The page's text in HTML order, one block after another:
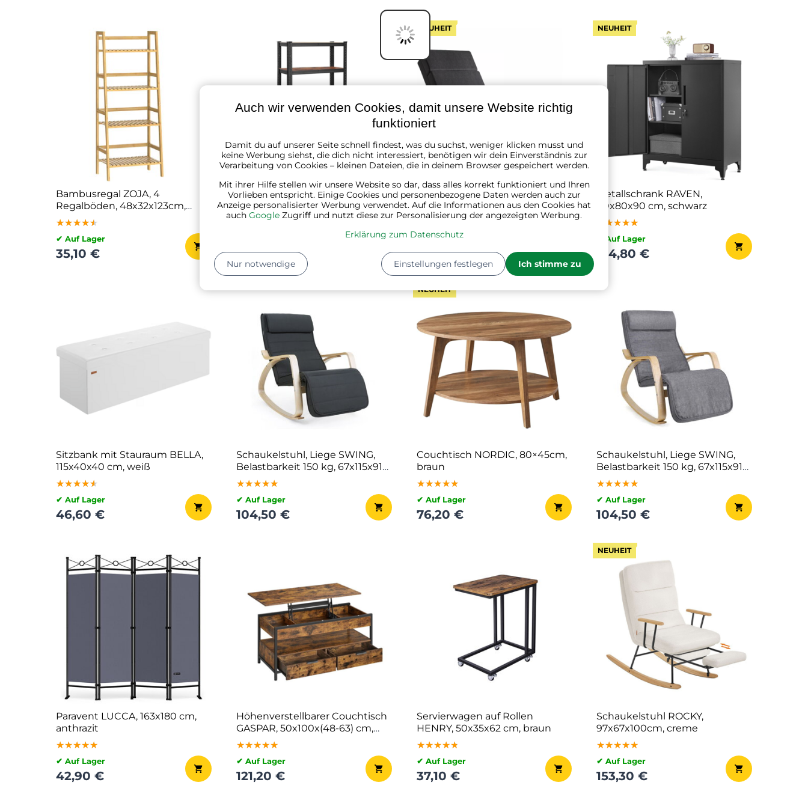
Bambusregal ZOJA, 4
Regalböden, 48x32x123cm,
braun
★★★★★
★★★★★
★★★★★
✔ Auf Lager
35,10 €
Regal DUSTY, 5 Regalböden,
max. 650 kg, schwarz/braun
★★★★★
★★★★★
★★★★★
47,10 €
NEUHEIT
Liege LONDON mit Massage-
und Heizfunktion, 186x55x89
cm, anthrazit
✔ Auf Lager
168,90 €
NEUHEIT
Metallschrank RAVEN,
40x80x90 cm, schwarz
★★★★★
★★★★★
★★★★★
✔ Auf Lager
134,80 €
Sitzbank mit Stauraum BELLA,
115x40x40 cm, weiß
★★★★★
★★★★★
★★★★★
✔ Auf Lager
46,60 €
Schaukelstuhl, Liege SWING,
Belastbarkeit 150 kg, 67x115x91
cm, anthrazit
★★★★★
★★★★★
★★★★★
✔ Auf Lager
104,50 €
NEUHEIT
Couchtisch NORDIC, 80×45cm,
braun
★★★★★
★★★★★
★★★★★
✔ Auf Lager
76,20 €
Schaukelstuhl, Liege SWING,
Belastbarkeit 150 kg, 67x115x91
cm, grau
★★★★★
★★★★★
★★★★★
✔ Auf Lager
104,50 €
Paravent LUCCA, 163x180 cm,
anthrazit
★★★★★
★★★★★
★★★★★
✔ Auf Lager
42,90 €
Höhenverstellbarer Couchtisch
GASPAR, 50x100x(48-63) cm,
braun/schwarz
★★★★★
★★★★★
★★★★★
✔ Auf Lager
121,20 €
Servierwagen auf Rollen
HENRY, 50x35x62 cm, braun
★★★★★
★★★★★
★★★★★
✔ Auf Lager
37,10 €
NEUHEIT
Schaukelstuhl ROCKY,
97x67x100cm, creme
★★★★★
★★★★★
★★★★★
✔ Auf Lager
153,30 €
Auch wir verwenden Cookies, damit unsere Website richtig
funktioniert
Damit du auf unserer Seite schnell findest, was du suchst, weniger klicken musst und
keine Werbung siehst, die dich nicht interessiert, benötigen wir dein Einverständnis zur
Verarbeitung von Cookies – kleinen Dateien, die in deinem Browser gespeichert werden.
Mit ihrer Hilfe stellen wir unsere Website so dar, dass alles korrekt funktioniert und Ihren
Vorlieben entspricht. Einige Cookies und personenbezogene Daten werden auch zur
Anzeige personalisierter Werbung verwendet. Auf die Informationen aus den Cookies hat
auch Google Zugriff und nutzt diese zur Personalisierung der angezeigten Werbung.
Erklärung zum Datenschutz
Einstellungen festlegen Ich stimme zu
Nur notwendige